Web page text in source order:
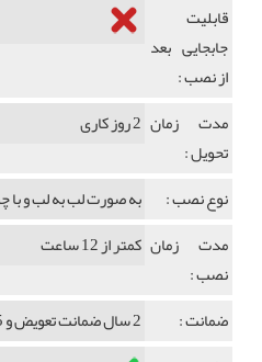
قابلیت
جابجایی بعد
از نصب :
مدت زمان
تحویل :
2 روز کاری
نوع نصب :
به صورت لب به لب و
مدت زمان
نصب :
کمتر از 12 ساعت
ضمانت :
2 سال ضمانت تعویض و 5 سال ضمانت ماندگاری